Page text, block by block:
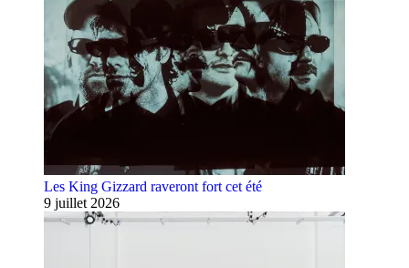
Les King Gizzard raveront fort cet été
9 juillet 2026